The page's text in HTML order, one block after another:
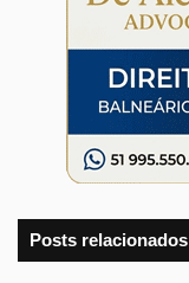
Posts relacionados